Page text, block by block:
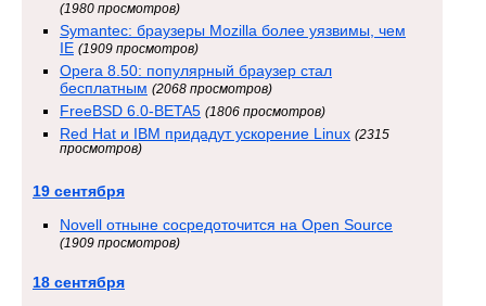
(1980 просмотров)
Symantec: браузеры Mozilla более уязвимы, чем
IE (1909 просмотров)
Opera 8.50: популярный браузер стал
бесплатным (2068 просмотров)
FreeBSD 6.0-BETA5 (1806 просмотров)
Red Hat и IBM придадут ускорение Linux (2315
просмотров)
19 сентября
Novell отныне сосредоточится на Open Source
(1909 просмотров)
18 сентября